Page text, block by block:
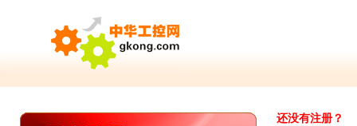
还没有注册？